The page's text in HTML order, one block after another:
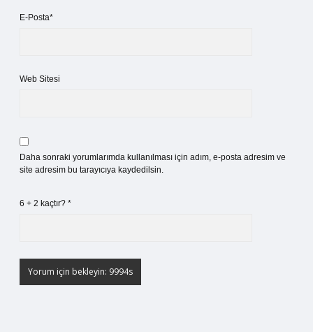
E-Posta*
Web Sitesi
Daha sonraki yorumlarımda kullanılması için adım, e-posta adresim ve
site adresim bu tarayıcıya kaydedilsin.
6 + 2 kaçtır? *